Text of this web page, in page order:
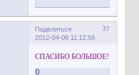
Поделиться
37
2012-04-06 11:12:56
СПАСИБО БОЛЬШОЕ!
0